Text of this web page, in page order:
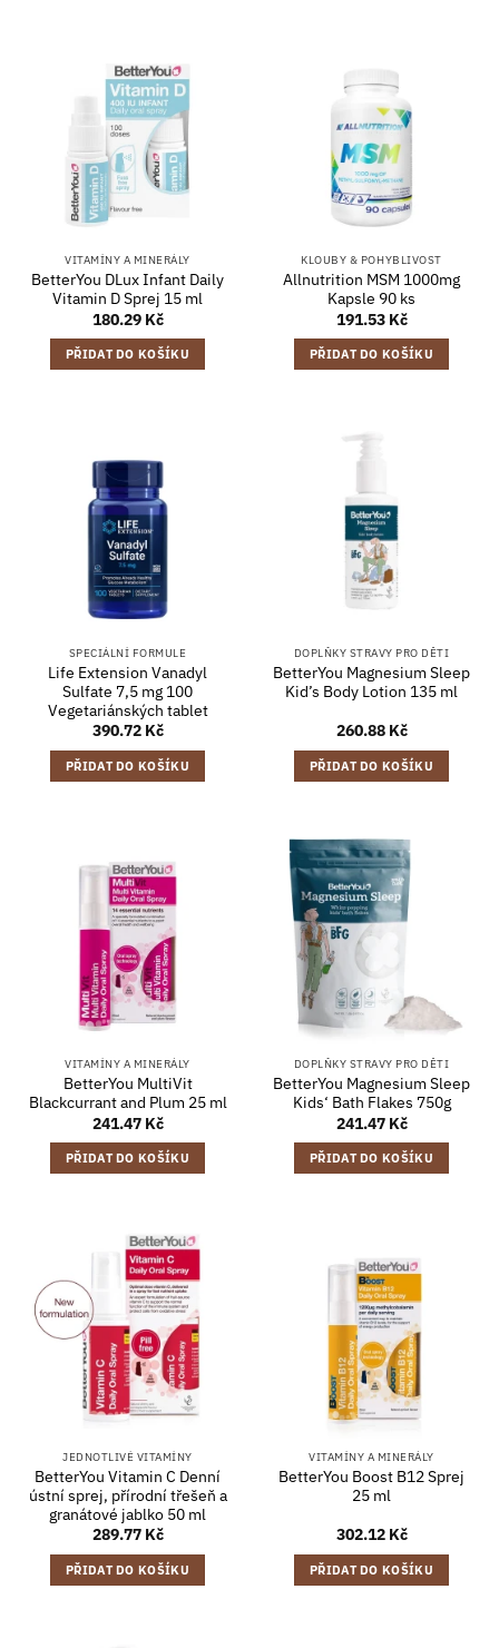
VITAMÍNY A MINERÁLY
BetterYou DLux Infant Daily
Vitamin D Sprej 15 ml
180.29 Kč
PŘIDAT DO KOŠÍKU
KLOUBY & POHYBLIVOST
Allnutrition MSM 1000mg
Kapsle 90 ks
191.53 Kč
PŘIDAT DO KOŠÍKU
SPECIÁLNÍ FORMULE
Life Extension Vanadyl
Sulfate 7,5 mg 100
Vegetariánských tablet
390.72 Kč
PŘIDAT DO KOŠÍKU
DOPLŇKY STRAVY PRO DĚTI
BetterYou Magnesium Sleep
Kid’s Body Lotion 135 ml
260.88 Kč
PŘIDAT DO KOŠÍKU
VITAMÍNY A MINERÁLY
BetterYou MultiVit
Blackcurrant and Plum 25 ml
241.47 Kč
PŘIDAT DO KOŠÍKU
DOPLŇKY STRAVY PRO DĚTI
BetterYou Magnesium Sleep
Kids‘ Bath Flakes 750g
241.47 Kč
PŘIDAT DO KOŠÍKU
JEDNOTLIVÉ VITAMÍNY
BetterYou Vitamin C Denní
ústní sprej, přírodní třešeň a
granátové jablko 50 ml
289.77 Kč
PŘIDAT DO KOŠÍKU
VITAMÍNY A MINERÁLY
BetterYou Boost B12 Sprej
25 ml
302.12 Kč
PŘIDAT DO KOŠÍKU